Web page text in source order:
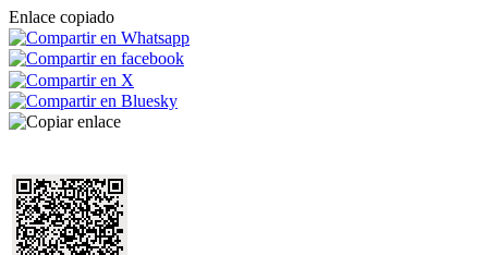
Enlace copiado